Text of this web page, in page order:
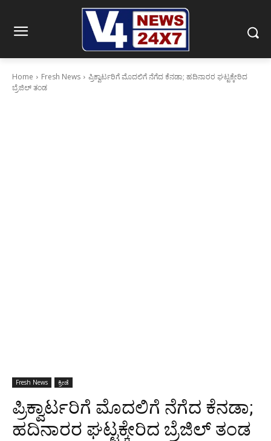
Home Fresh News
ಪ್ರಿಕ್ವಾರ್ಟರಿಗೆ ಮೊದಲಿಗೆ ನೆಗೆದ ಕೆನಡಾ; ಹದಿನಾರರ ಘಟ್ಟಕ್ಕೇರಿದ
ಬ್ರೆಜಿಲ್ ತಂಡ
Fresh News ಕ್ರೀಡೆ
ಪ್ರಿಕ್ವಾರ್ಟರಿಗೆ ಮೊದಲಿಗೆ ನೆಗೆದ ಕೆನಡಾ;
ಹದಿನಾರರ ಘಟ್ಟಕ್ಕೇರಿದ ಬ್ರೆಜಿಲ್ ತಂಡ